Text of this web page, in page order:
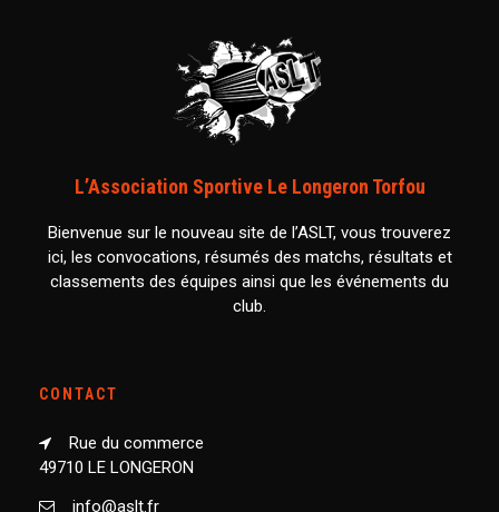
L’Association Sportive Le Longeron Torfou
Bienvenue sur le nouveau site de l’ASLT, vous trouverez
ici, les convocations, résumés des matchs, résultats et
classements des équipes ainsi que les événements du
club.
CONTACT
Rue du commerce
49710 LE LONGERON
info@aslt.fr